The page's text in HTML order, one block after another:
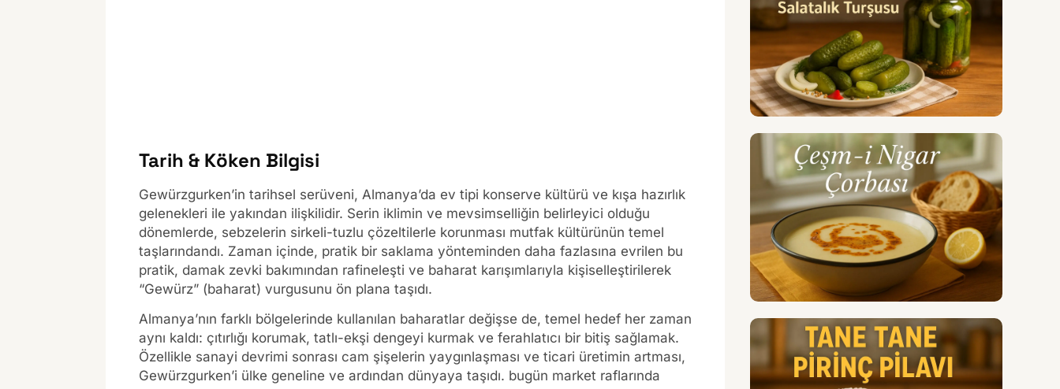
Tarih & Köken Bilgisi
Gewürzgurken’in tarihsel serüveni, Almanya’da ev tipi konserve kültürü ve kışa hazırlık
gelenekleri ile yakından ilişkilidir. Serin iklimin ve mevsimselliğin belirleyici olduğu
dönemlerde, sebzelerin sirkeli-tuzlu çözeltilerle korunması mutfak kültürünün temel
taşlarındandı. Zaman içinde, pratik bir saklama yönteminden daha fazlasına evrilen bu
pratik, damak zevki bakımından rafineleşti ve baharat karışımlarıyla kişiselleştirilerek
“Gewürz” (baharat) vurgusunu ön plana taşıdı.
Almanya’nın farklı bölgelerinde kullanılan baharatlar değişse de, temel hedef her zaman
aynı kaldı: çıtırlığı korumak, tatlı-ekşi dengeyi kurmak ve ferahlatıcı bir bitiş sağlamak.
Özellikle sanayi devrimi sonrası cam şişelerin yaygınlaşması ve ticari üretimin artması,
Gewürzgurken’i ülke geneline ve ardından dünyaya taşıdı. bugün market raflarında